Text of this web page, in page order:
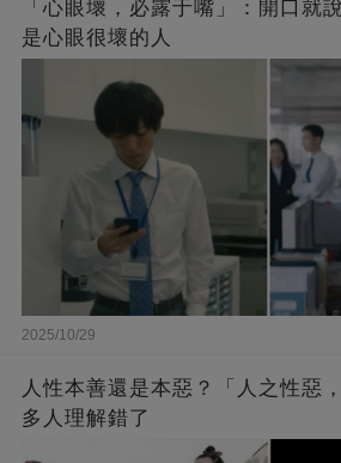
「心眼壞，必露于嘴」：開口就
是心眼很壞的人
2025/10/29
人性本善還是本惡？「人之性惡
多人理解錯了